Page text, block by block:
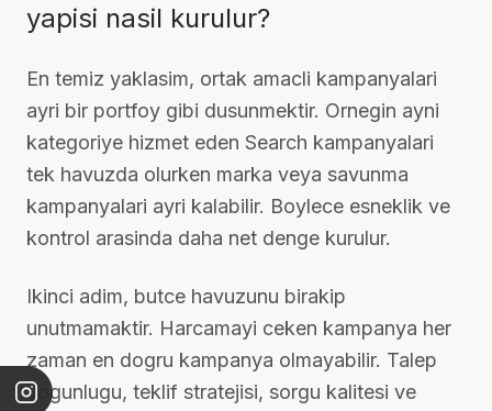
yapisi nasil kurulur?
En temiz yaklasim, ortak amacli kampanyalari
ayri bir portfoy gibi dusunmektir. Ornegin ayni
kategoriye hizmet eden Search kampanyalari
tek havuzda olurken marka veya savunma
kampanyalari ayri kalabilir. Boylece esneklik ve
kontrol arasinda daha net denge kurulur.
Ikinci adim, butce havuzunu birakip
unutmamaktir. Harcamayi ceken kampanya her
zaman en dogru kampanya olmayabilir. Talep
yogunlugu, teklif stratejisi, sorgu kalitesi ve